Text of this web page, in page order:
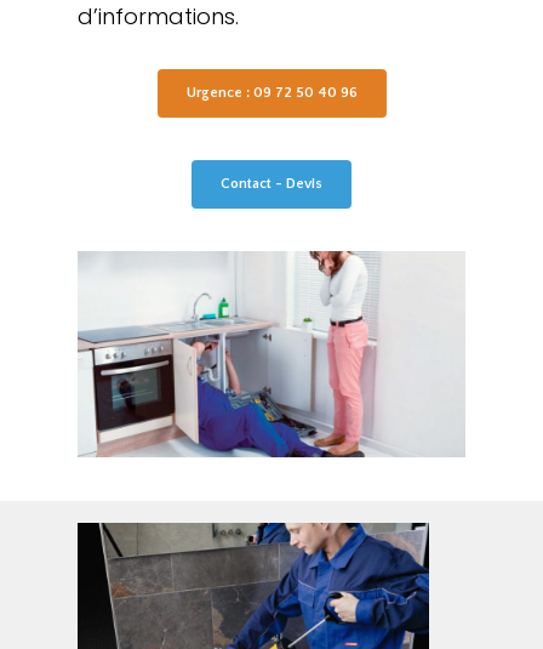
d’informations.
Urgence : 09 72 50 40 96
Contact - Devis